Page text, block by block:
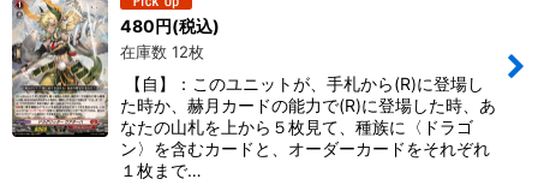
480円(税込)
在庫数 12枚
【自】：このユニットが、手札から(R)に登場し
た時か、赫月カードの能力で(R)に登場した時、あ
なたの山札を上から５枚見て、種族に〈ドラゴ
ン〉を含むカードと、オーダーカードをそれぞれ
１枚まで…